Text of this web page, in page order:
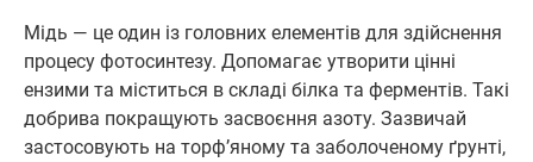
Мідь — це один із головних елементів для здійснення
процесу фотосинтезу. Допомагає утворити цінні
ензими та міститься в складі білка та ферментів. Такі
добрива покращують засвоєння азоту. Зазвичай
застосовують на торф’яному та заболоченому ґрунті,